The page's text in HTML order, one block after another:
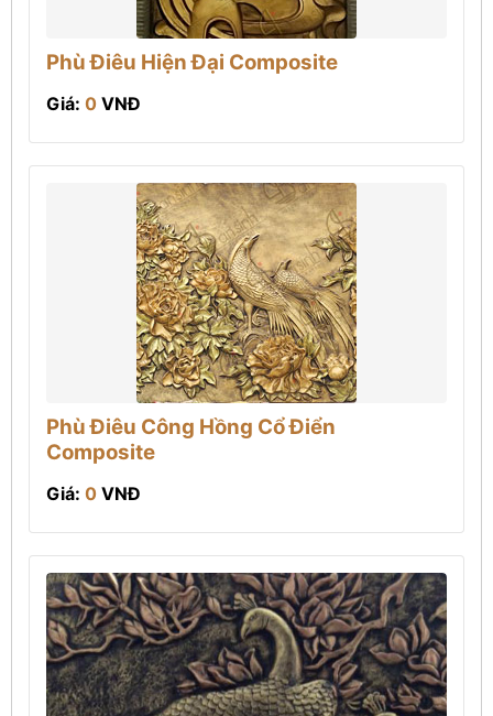
Phù Điêu Hiện Đại Composite
Giá: 0 VNĐ
Phù Điêu Công Hồng Cổ Điển
Composite
Giá: 0 VNĐ